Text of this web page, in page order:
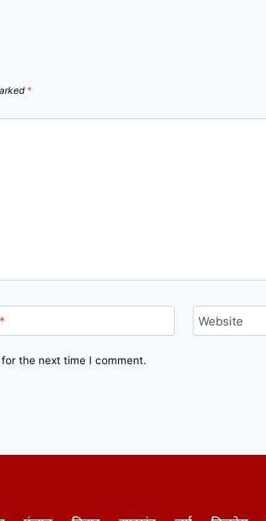
*
* Website
the next time I comment.